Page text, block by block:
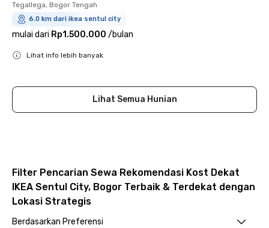
Tegallega, Bogor Tengah
6.0 km dari ikea sentul city
mulai dari Rp1.500.000 /bulan
Lihat info lebih banyak
Lihat Semua Hunian
Filter Pencarian Sewa Rekomendasi Kost Dekat
IKEA Sentul City, Bogor Terbaik & Terdekat dengan
Lokasi Strategis
Berdasarkan Preferensi